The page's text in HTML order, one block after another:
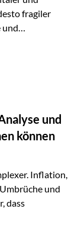
fragiler
und
expansiven
strategisch
Werte
bloße
1.
und
können
Inflation,
und
dass